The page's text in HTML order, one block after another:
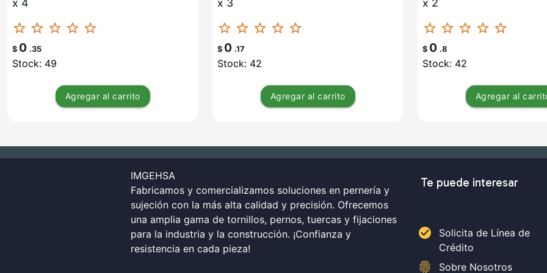
star_border star_border star_border star_border star_border
$ 0 .35
Stock: 49
Agregar al carrito
star_border star_border star_border star_border star_border
$ 0 .17
Stock: 42
Agregar al carrito
star_border star_border star_border star_border star_border
$ 0 .8
Stock: 42
Agregar al
IMGEHSA
Fabricamos y comercializamos soluciones en pernería y
sujeción con la más alta calidad y precisión. Ofrecemos
una amplia gama de tornillos, pernos, tuercas y fijaciones
para la industria y la construcción. ¡Confianza y
resistencia en cada pieza!
Te puede interesar
check_circle
Solicita de Línea de
Crédito
fingerprint Sobre Nosotros